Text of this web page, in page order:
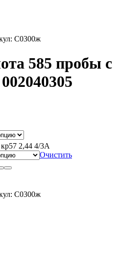
С0300ж
585 пробы с
2,44 4/3А
Очистить
С0300ж